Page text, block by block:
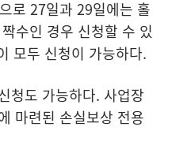
로 27일과 29일에는 홀
수인 경우 신청할 수 있
모두 신청이 가능하다.
청도 가능하다. 사업장
마련된 손실보상 전용